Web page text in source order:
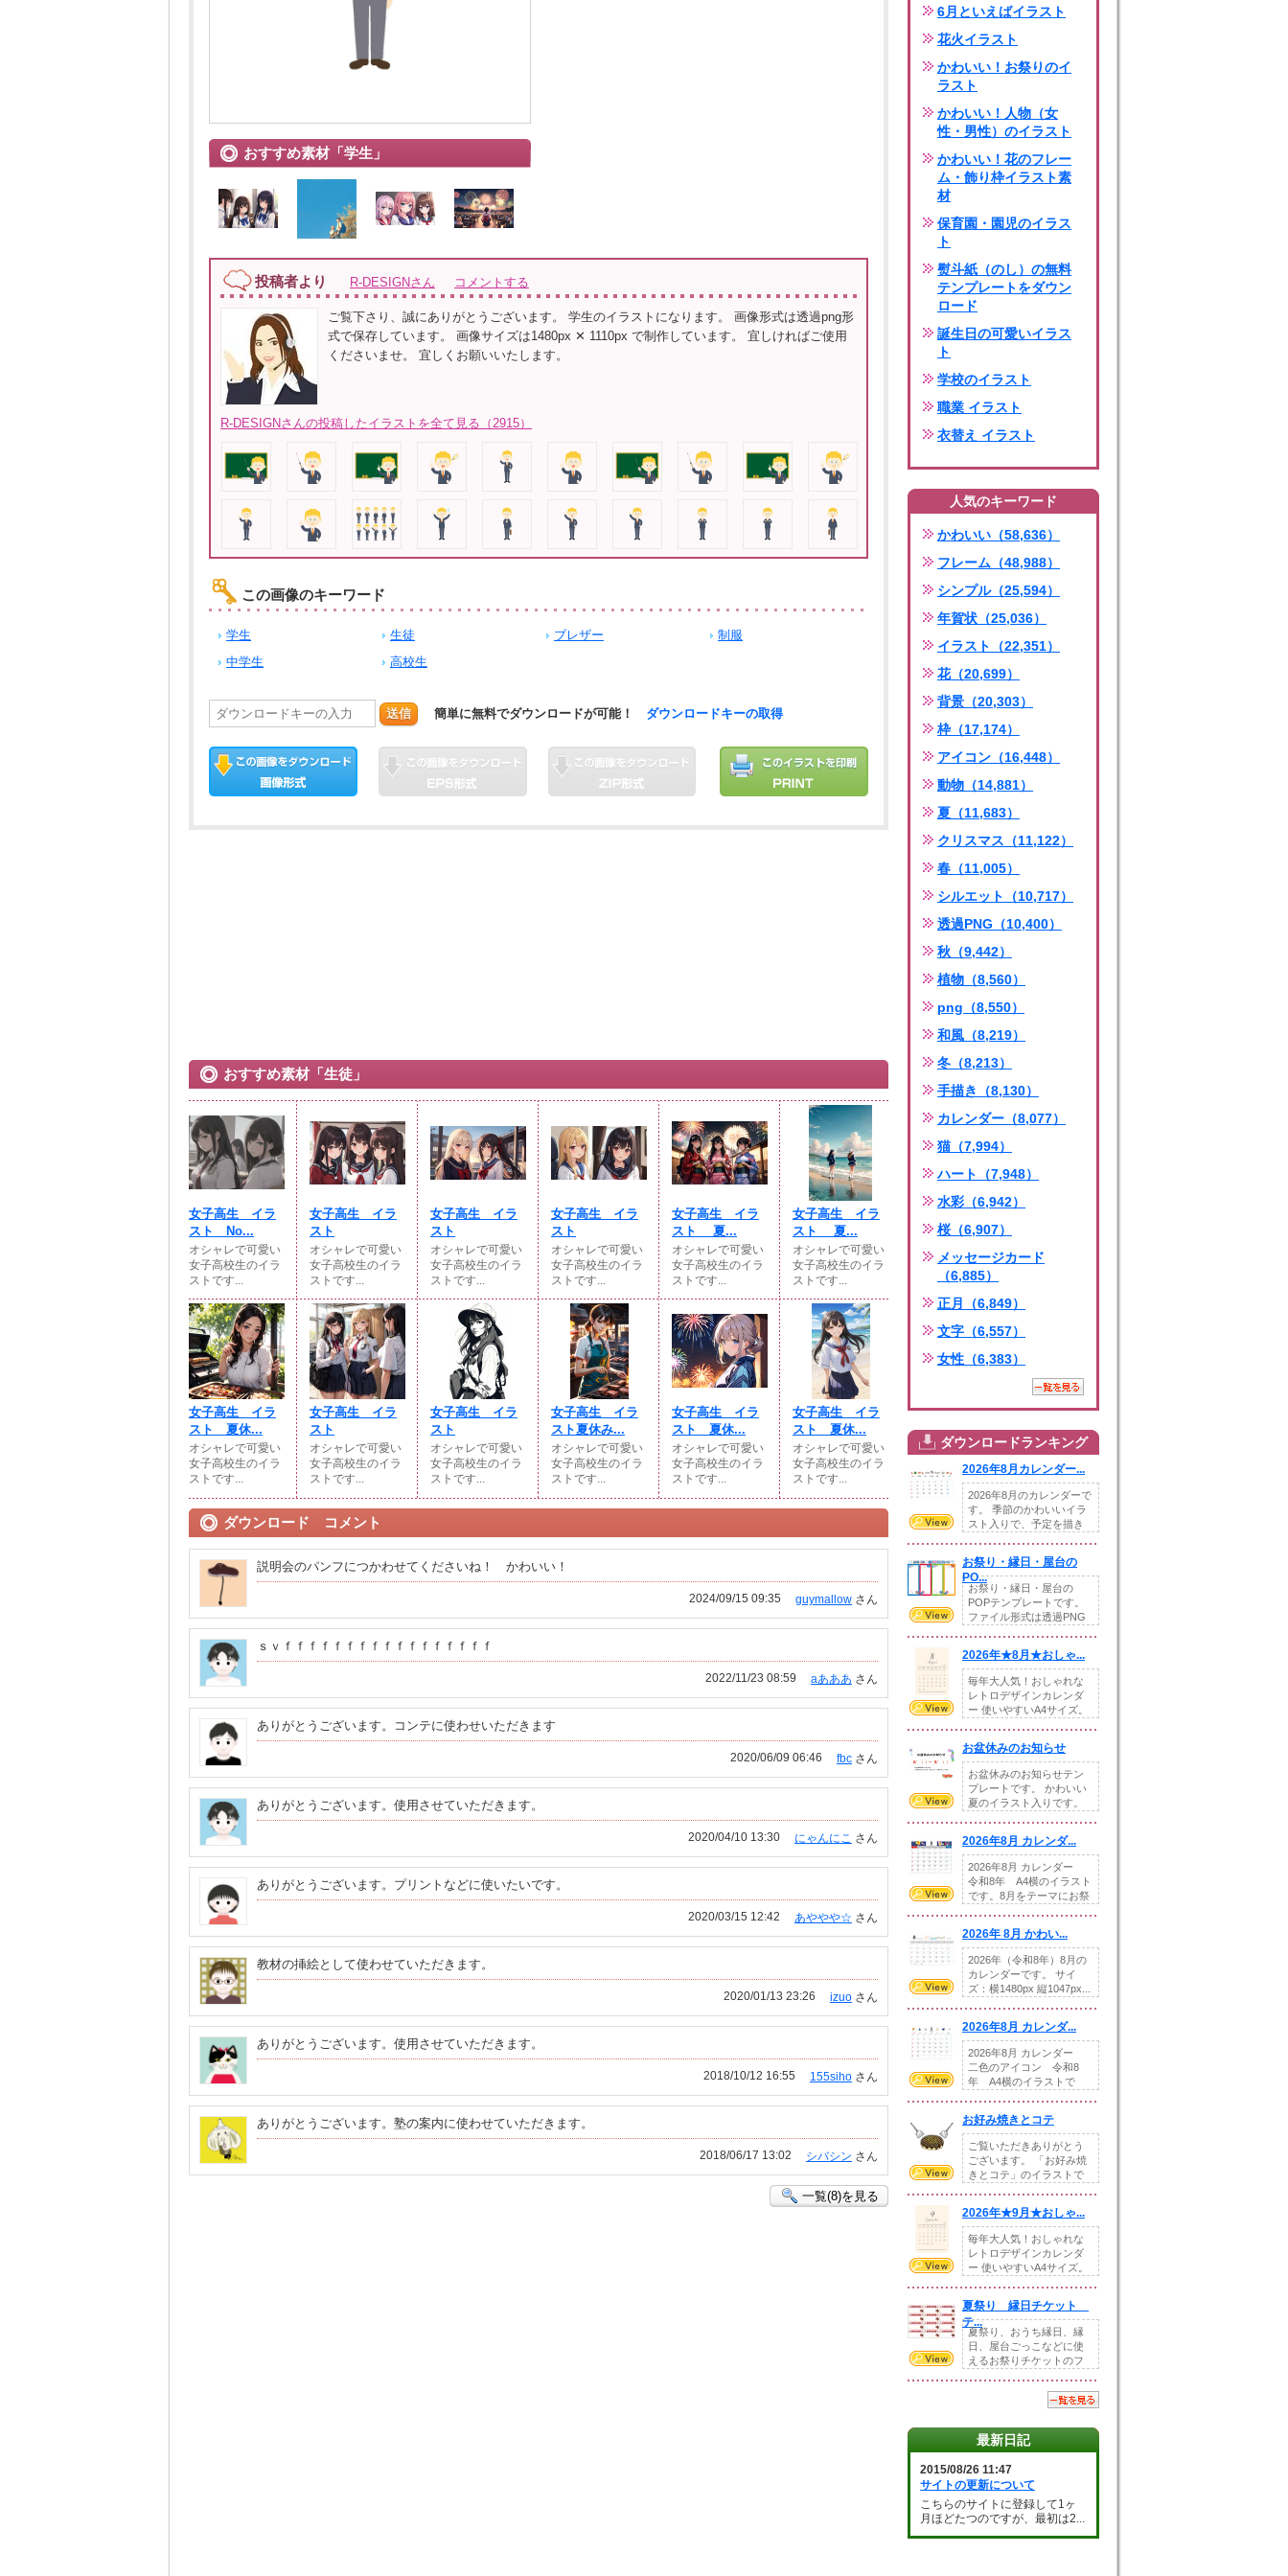
おすすめ素材「学生」
投稿者より R-DESIGNさん コメントする
ご覧下さり、誠にありがとうございます。 学生のイラストになります。 画像形式は透過png形
式で保存しています。 画像サイズは1480px ✕ 1110px で制作しています。 宜しければご使用
くださいませ。 宜しくお願いいたします。
R-DESIGNさんの投稿したイラストを全て見る（2915）
この画像のキーワード
学生 生徒 ブレザー
制服
中学生
高校生
送信 簡単に無料でダウンロードが可能！ ダウンロードキーの取得
おすすめ素材「生徒」
女子高生 イラ
スト No...
オシャレで可愛い
女子高校生のイラ
ストです...
女子高生 イラ
スト
オシャレで可愛い
女子高校生のイラ
ストです...
女子高生 イラ
スト
オシャレで可愛い
女子高校生のイラ
ストです...
女子高生 イラ
スト
オシャレで可愛い
女子高校生のイラ
ストです...
女子高生 イラ
スト 夏...
オシャレで可愛い
女子高校生のイラ
ストです...
女子高生 イラ
スト 夏...
オシャレで可愛い
女子高校生のイラ
ストです...
女子高生 イラ
スト 夏休...
オシャレで可愛い
女子高校生のイラ
ストです...
女子高生 イラ
スト
オシャレで可愛い
女子高校生のイラ
ストです...
女子高生 イラ
スト
オシャレで可愛い
女子高校生のイラ
ストです...
女子高生 イラ
スト夏休み...
オシャレで可愛い
女子高校生のイラ
ストです...
女子高生 イラ
スト 夏休...
オシャレで可愛い
女子高校生のイラ
ストです...
女子高生 イラ
スト 夏休...
オシャレで可愛い
女子高校生のイラ
ストです...
ダウンロード コメント
説明会のパンフにつかわせてくださいね！ かわいい！
guymallow さん
2024/09/15 09:35
ｓｖｆｆｆｆｆｆｆｆｆｆｆｆｆｆｆｆｆ
aあああ さん
2022/11/23 08:59
ありがとうございます。コンテに使わせいただきます
fbc さん
2020/06/09 06:46
ありがとうございます。使用させていただきます。
にゃんにこ さん
2020/04/10 13:30
ありがとうございます。プリントなどに使いたいです。
あややや☆ さん
2020/03/15 12:42
教材の挿絵として使わせていただきます。
izuo さん
2020/01/13 23:26
ありがとうございます。使用させていただきます。
155siho さん
2018/10/12 16:55
ありがとうございます。塾の案内に使わせていただきます。
シバシン さん
2018/06/17 13:02
一覧(8)を見る
6月といえばイラスト
花火イラスト
かわいい！お祭りのイ
ラスト
かわいい！人物（女
性・男性）のイラスト
かわいい！花のフレー
ム・飾り枠イラスト素
材
保育園・園児のイラス
ト
熨斗紙（のし）の無料
テンプレートをダウン
ロード
誕生日の可愛いイラス
ト
学校のイラスト
職業 イラスト
衣替え イラスト
人気のキーワード
かわいい（58,636）
フレーム（48,988）
シンプル（25,594）
年賀状（25,036）
イラスト（22,351）
花（20,699）
背景（20,303）
枠（17,174）
アイコン（16,448）
動物（14,881）
夏（11,683）
クリスマス（11,122）
春（11,005）
シルエット（10,717）
透過PNG（10,400）
秋（9,442）
植物（8,560）
png（8,550）
和風（8,219）
冬（8,213）
手描き（8,130）
カレンダー（8,077）
猫（7,994）
ハート（7,948）
水彩（6,942）
桜（6,907）
メッセージカード
（6,885）
正月（6,849）
文字（6,557）
女性（6,383）
ダウンロードランキング
2026年8月カレンダー...
2026年8月のカレンダーで
す。 季節のかわいいイラ
スト入りで、予定を描き
お祭り・縁日・屋台の
PO...
お祭り・縁日・屋台の
POPテンプレートです。
ファイル形式は透過PNG
2026年★8月★おしゃ...
毎年大人気！おしゃれな
レトロデザインカレンダ
ー 使いやすいA4サイズ。
お盆休みのお知らせ
お盆休みのお知らせテン
プレートです。 かわいい
夏のイラスト入りです。
2026年8月 カレンダ...
2026年8月 カレンダー
令和8年 A4横のイラスト
です。8月をテーマにお祭
2026年 8月 かわい...
2026年（令和8年）8月の
カレンダーです。 サイ
ズ：横1480px 縦1047px...
2026年8月 カレンダ...
2026年8月 カレンダー
二色のアイコン 令和8
年 A4横のイラストで
お好み焼きとコテ
ご覧いただきありがとう
ございます。 「お好み焼
きとコテ」のイラストで
2026年★9月★おしゃ...
毎年大人気！おしゃれな
レトロデザインカレンダ
ー 使いやすいA4サイズ。
夏祭り 縁日チケット
テ...
夏祭り、おうち縁日、縁
日、屋台ごっこなどに使
えるお祭りチケットのフ
最新日記
2015/08/26 11:47
サイトの更新について
こちらのサイトに登録して1ヶ
月ほどたつのですが、最初は2...